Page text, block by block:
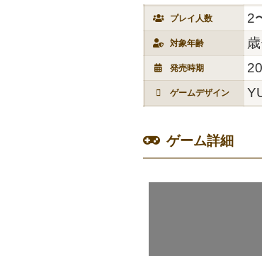
プレイ人数 2
対象年齢
発売時期
ゲームデザイン
ゲーム詳細